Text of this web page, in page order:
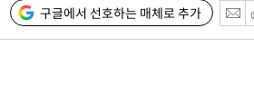
구글에서 선호하는 매체로 추가